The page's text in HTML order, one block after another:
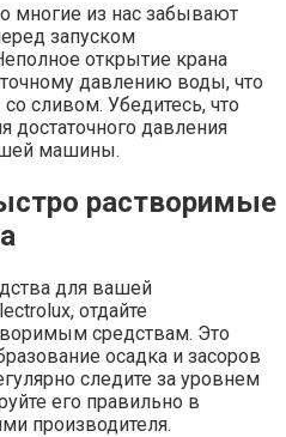
многие из нас забывают
запуском
открытие крана
давлению воды, что
сливом. Убедитесь, что
достаточного давления
машины.
растворимые
для вашей
отдайте
средствам. Это
осадка и засоров
следите за уровнем
его правильно в
производителя.